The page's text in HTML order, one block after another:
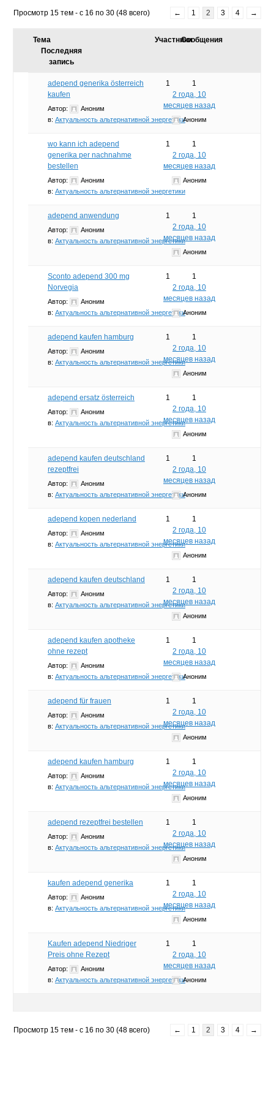
Просмотр 15 тем - с 16 по 30 (48 всего) ← 1 2 3 4 →
Тема УчастникиСообщения
Последняя
запись
adepend generika österreich
kaufen
Автор:
Аноним
в: Актуальность альтернативной энергетики
1
1
2 года, 10
месяцев назад
Аноним
wo kann ich adepend
generika per nachnahme
bestellen
Автор:
Аноним
в: Актуальность альтернативной энергетики
1
1
2 года, 10
месяцев назад
Аноним
adepend anwendung
Автор:
Аноним
в: Актуальность альтернативной энергетики
1
1
2 года, 10
месяцев назад
Аноним
Sconto adepend 300 mg
Norvegia
Автор:
Аноним
в: Актуальность альтернативной энергетики
1
1
2 года, 10
месяцев назад
Аноним
adepend kaufen hamburg
Автор:
Аноним
в: Актуальность альтернативной энергетики
1
1
2 года, 10
месяцев назад
Аноним
adepend ersatz österreich
Автор:
Аноним
в: Актуальность альтернативной энергетики
1
1
2 года, 10
месяцев назад
Аноним
adepend kaufen deutschland
rezeptfrei
Автор:
Аноним
в: Актуальность альтернативной энергетики
1
1
2 года, 10
месяцев назад
Аноним
adepend kopen nederland
Автор:
Аноним
в: Актуальность альтернативной энергетики
1
1
2 года, 10
месяцев назад
Аноним
adepend kaufen deutschland
Автор:
Аноним
в: Актуальность альтернативной энергетики
1
1
2 года, 10
месяцев назад
Аноним
adepend kaufen apotheke
ohne rezept
Автор:
Аноним
в: Актуальность альтернативной энергетики
1
1
2 года, 10
месяцев назад
Аноним
adepend für frauen
Автор:
Аноним
в: Актуальность альтернативной энергетики
1
1
2 года, 10
месяцев назад
Аноним
adepend kaufen hamburg
Автор:
Аноним
в: Актуальность альтернативной энергетики
1
1
2 года, 10
месяцев назад
Аноним
adepend rezeptfrei bestellen
Автор:
Аноним
в: Актуальность альтернативной энергетики
1
1
2 года, 10
месяцев назад
Аноним
kaufen adepend generika
Автор:
Аноним
в: Актуальность альтернативной энергетики
1
1
2 года, 10
месяцев назад
Аноним
Kaufen adepend Niedriger
Preis ohne Rezept
Автор:
Аноним
в: Актуальность альтернативной энергетики
1
1
2 года, 10
месяцев назад
Аноним
Просмотр 15 тем - с 16 по 30 (48 всего) ← 1 2 3 4 →